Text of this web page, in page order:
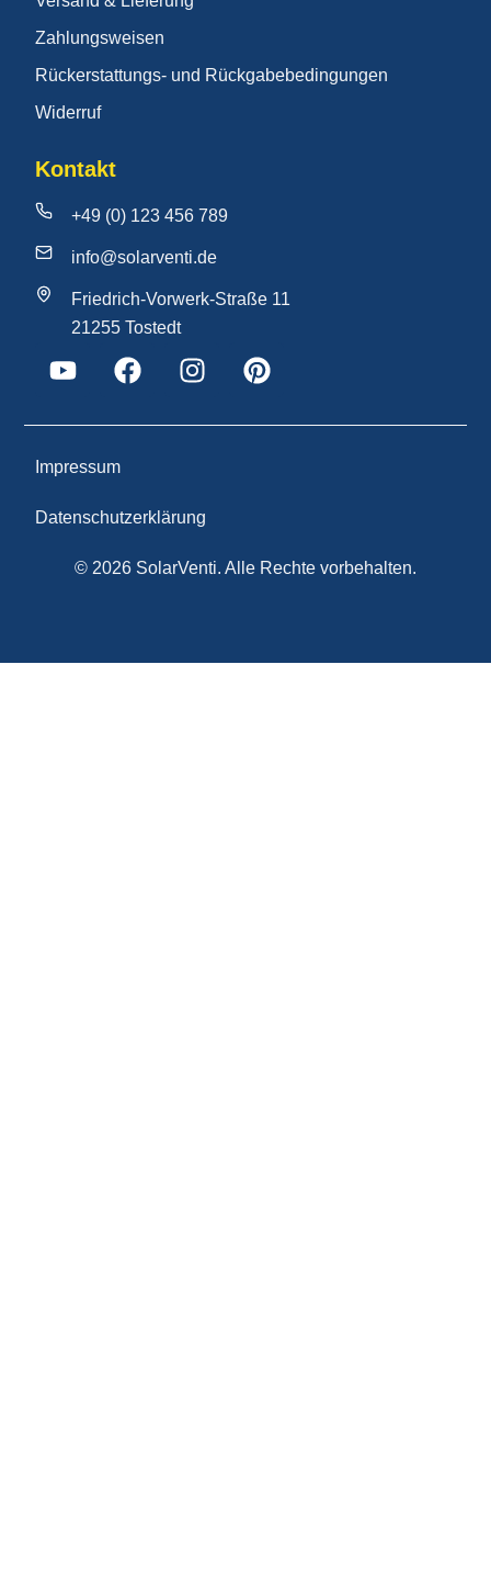
Zahlungsweisen
Rückerstattungs- und Rückgabebedingungen
Widerruf
Kontakt
+49 (0) 123 456 789
info@solarventi.de
Friedrich-Vorwerk-Straße 11
21255 Tostedt
© 2026 SolarVenti. Alle Rechte vorbehalten.
Impressum
Datenschutzerklärung